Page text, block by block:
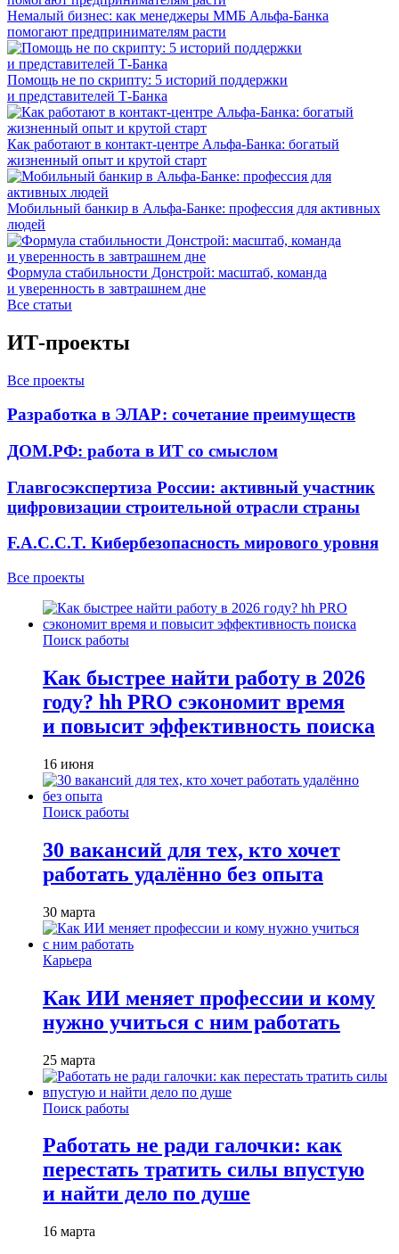
Немалый бизнес: как менеджеры ММБ Альфа-Банка
помогают предпринимателям расти
Помощь не по скрипту: 5 историй поддержки
и представителей Т-Банка
Как работают в контакт-центре Альфа-Банка: богатый
жизненный опыт и крутой старт
Мобильный банкир в Альфа-Банке: профессия для активных
людей
Формула стабильности Донстрой: масштаб, команда
и уверенность в завтрашнем дне
Все статьи
ИТ-проекты
Все проекты
Разработка в ЭЛАР: сочетание преимуществ
ДОМ.РФ: работа в ИТ со смыслом
Главгосэкспертиза России: активный участник
цифровизации строительной отрасли страны
F.A.C.C.T. Кибербезопасность мирового уровня
Все проекты
Поиск работы
Как быстрее найти работу в 2026
году? hh PRO сэкономит время
и повысит эффективность поиска
16 июня
Поиск работы
30 вакансий для тех, кто хочет
работать удалённо без опыта
30 марта
Карьера
Как ИИ меняет профессии и кому
нужно учиться с ним работать
25 марта
Поиск работы
Работать не ради галочки: как
перестать тратить силы впустую
и найти дело по душе
16 марта